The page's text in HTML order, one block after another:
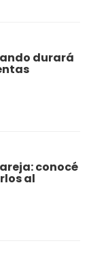
durará
conocé
al